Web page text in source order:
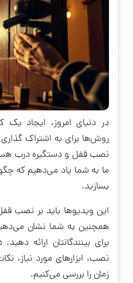
در دنیای امروز، ایجاد یک
روش‌ها برای به اشتراک
نصب قفل و دستگیره درب
ما به شما یاد می‌دهیم که
بسازید.
این ویدیوها باید بر نصب
همچنین به شما نشان
برای بینندگانتان ارائه
نصب، ابزارهای مورد نیاز،
زمان را بررسی می‌کنیم.